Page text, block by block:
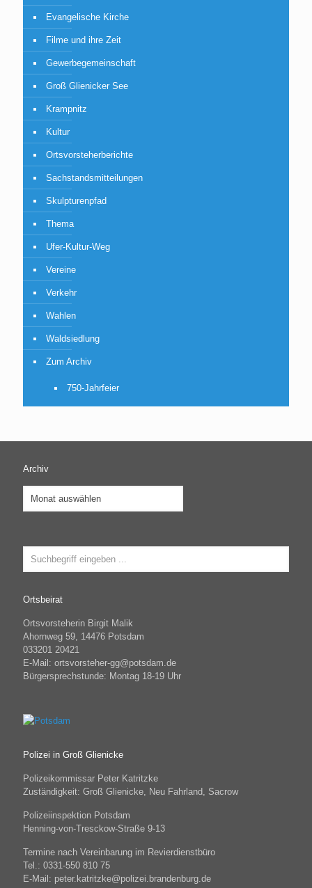
Evangelische Kirche
Filme und ihre Zeit
Gewerbegemeinschaft
Groß Glienicker See
Krampnitz
Kultur
Ortsvorsteherberichte
Sachstandsmitteilungen
Skulpturenpfad
Thema
Ufer-Kultur-Weg
Vereine
Verkehr
Wahlen
Waldsiedlung
Zum Archiv
750-Jahrfeier
Archiv
Ortsbeirat
Ortsvorsteherin Birgit Malik
Ahornweg 59, 14476 Potsdam
033201 20421
E-Mail: ortsvorsteher-gg@potsdam.de
Bürgersprechstunde: Montag 18-19 Uhr
Polizei in Groß Glienicke
Polizeikommissar Peter Katritzke
Zuständigkeit: Groß Glienicke, Neu Fahrland, Sacrow
Polizeiinspektion Potsdam
Henning-von-Tresckow-Straße 9-13
Termine nach Vereinbarung im Revierdienstbüro
Tel.: 0331-550 810 75
E-Mail: peter.katritzke@polizei.brandenburg.de